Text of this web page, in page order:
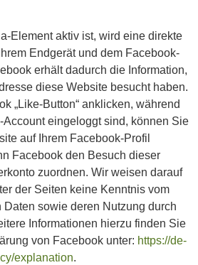
Element aktiv ist, wird eine direkte
Endgerät und dem Facebook-
erhält dadurch die Information,
diese Website besucht haben.
„Like-Button“ anklicken, während
eingeloggt sind, können Sie
auf Ihrem Facebook-Profil
Facebook den Besuch dieser
zuordnen. Wir weisen darauf
der Seiten keine Kenntnis vom
Daten sowie deren Nutzung durch
Informationen hierzu finden Sie
von Facebook unter: https://de-
explanation.